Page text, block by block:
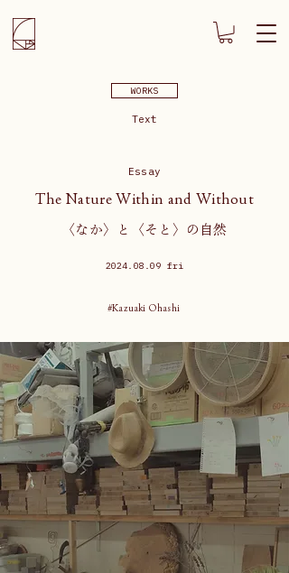
WORKS
Text
Essay
The Nature Within and Without
〈なか〉と〈そと〉の自然
2024.08.09 fri
#Kazuaki Ohashi